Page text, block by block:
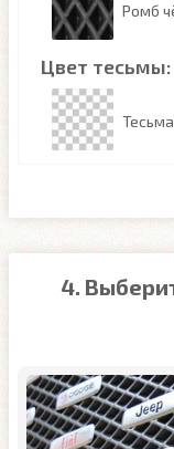
Ромб
Цвет тесьмы:
4.